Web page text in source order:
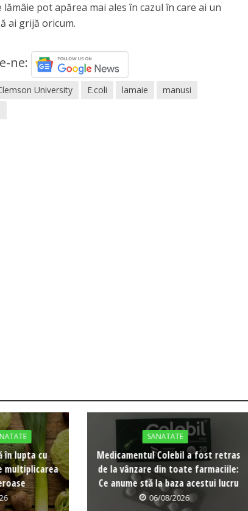
pot apărea mai ales în cazul în care ai un
ai grijă oricum.
ne:
University E.coli lamaie
manusi
în lupta cu
multiplicarea
SANATATE
Medicamentul Colebil a fost retras
de la vânzare din toate farmaciile:
Ce anume stă la baza acestui lucru
06/08/2026